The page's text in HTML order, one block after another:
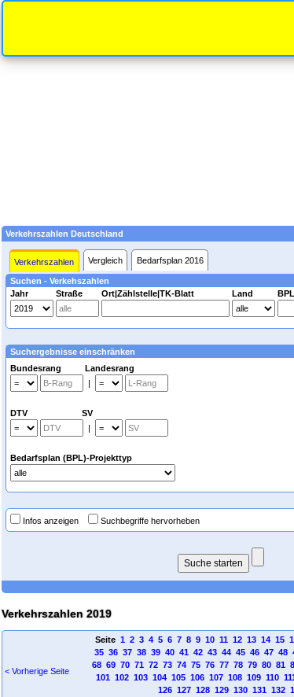
Verkehrszahlen Deutschland
Verkehrszahlen Vergleich Bedarfsplan 2016
Suchen - Verkehszahlen
Jahr
Straße Ort|Zählstelle|TK-Blatt Land BPL
Suchergebnisse einschränken
Bundesrang Landesrang
|
DTV SV
|
Bedarfsplan (BPL)-Projekttyp
Infos anzeigen Suchbegriffe hervorheben
Verkehrszahlen 2019
< Vorherige Seite
Seite 1 2 3 4 5 6 7 8 9 10 11 12 13 14 15
35 36 37 38 39 40 41 42 43 44 45 46 47 48
68 69 70 71 72 73 74 75 76 77 78 79 80 81
101 102 103 104 105 106 107 108 109 110
126 127 128 129 130 131 132